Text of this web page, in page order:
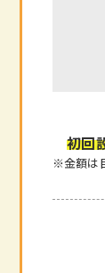
初回
※金額は